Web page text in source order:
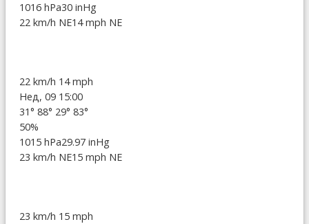
1016 hPa30 inHg
22 km/h NE14 mph NE
22 km/h 14 mph
Нед, 09 15:00
31° 88° 29° 83°
50%
1015 hPa29.97 inHg
23 km/h NE15 mph NE
23 km/h 15 mph